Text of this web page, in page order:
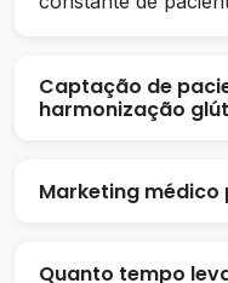
Captação de
harmonização
Marketing
Quanto tempo